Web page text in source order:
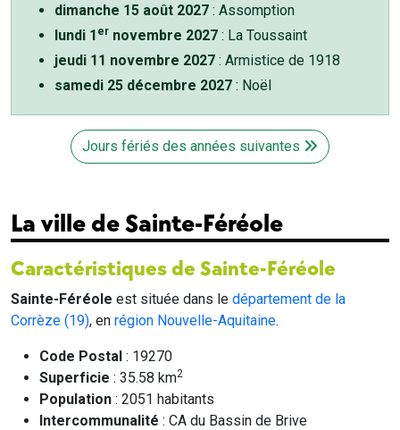
dimanche 15 août 2027 : Assomption
lundi 1 er novembre 2027 : La Toussaint
jeudi 11 novembre 2027 : Armistice de 1918
samedi 25 décembre 2027 : Noël
Jours fériés des années suivantes
La ville de Sainte-Féréole
Caractéristiques de Sainte-Féréole
Sainte-Féréole est située dans le département de la
Corrèze (19), en région Nouvelle-Aquitaine.
Code Postal : 19270
Superficie : 35.58 km2
Population : 2051 habitants
Intercommunalité : CA du Bassin de Brive